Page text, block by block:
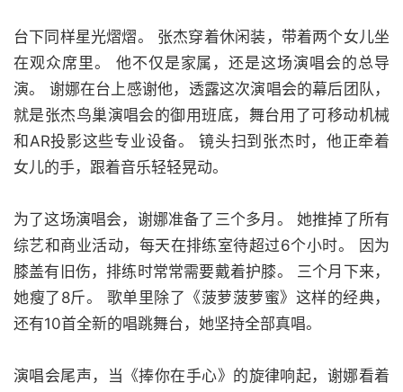
台下同样星光熠熠。 张杰穿着休闲装，带着两个女儿坐
在观众席里。 他不仅是家属，还是这场演唱会的总导
演。 谢娜在台上感谢他，透露这次演唱会的幕后团队，
就是张杰鸟巢演唱会的御用班底，舞台用了可移动机械
和AR投影这些专业设备。 镜头扫到张杰时，他正牵着
女儿的手，跟着音乐轻轻晃动。
为了这场演唱会，谢娜准备了三个多月。 她推掉了所有
综艺和商业活动，每天在排练室待超过6个小时。 因为
膝盖有旧伤，排练时常常需要戴着护膝。 三个月下来，
她瘦了8斤。 歌单里除了《菠萝菠萝蜜》这样的经典，
还有10首全新的唱跳舞台，她坚持全部真唱。
演唱会尾声，当《捧你在手心》的旋律响起，谢娜看着